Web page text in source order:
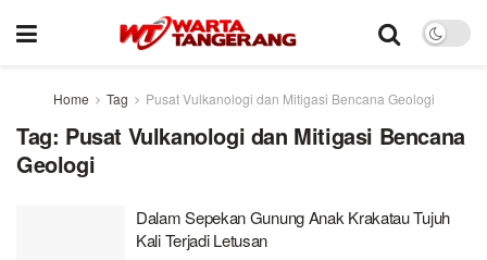
Home Tag Pusat Vulkanologi dan Mitigasi Bencana Geologi
Tag: Pusat Vulkanologi dan Mitigasi Bencana
Geologi
Dalam Sepekan Gunung Anak Krakatau Tujuh
Kali Terjadi Letusan